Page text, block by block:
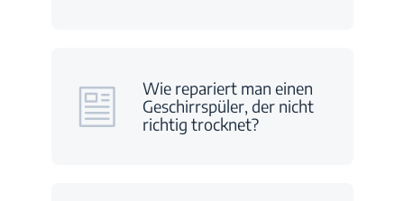
Wie repariert man einen
Geschirrspüler, der nicht
richtig trocknet?